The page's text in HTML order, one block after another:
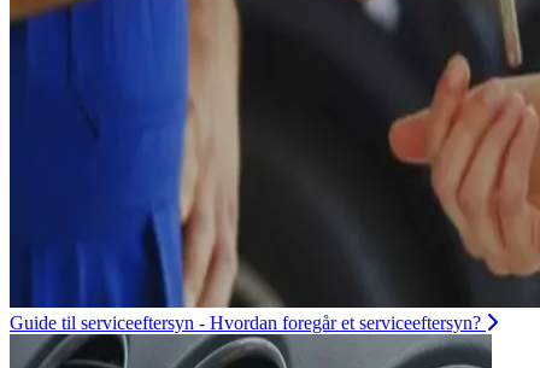
Guide til serviceeftersyn - Hvordan foregår et serviceeftersyn?